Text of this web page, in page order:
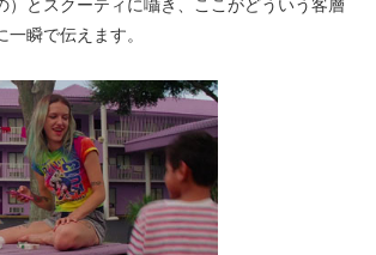
）とスクーティに囁き、ここがどういう客層
瞬で伝えます。